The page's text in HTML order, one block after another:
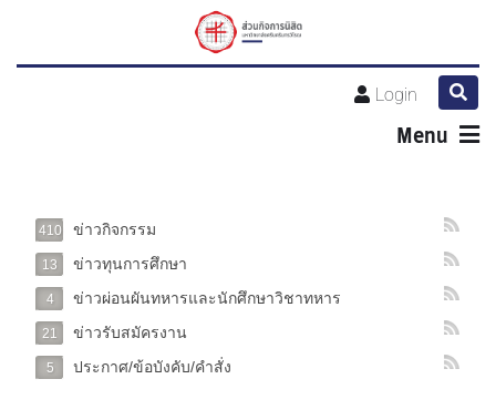
Login
Menu
410 ข่าวกิจกรรม
13 ข่าวทุนการศึกษา
4 ข่าวผ่อนผันทหารและนักศึกษาวิชาทหาร
21 ข่าวรับสมัครงาน
5 ประกาศ/ข้อบังคับ/คำสั่ง